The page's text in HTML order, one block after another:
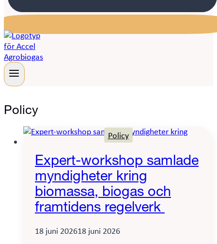
Policy
Policy
Expert-workshop samlade
myndigheter kring
biomassa, biogas och
framtidens regelverk
18 juni 202618 juni 2026